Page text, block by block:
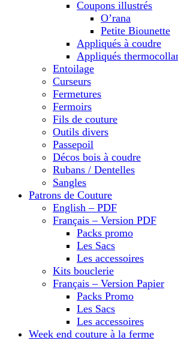
Coupons illustrés
O’rana
Petite Biounette
Appliqués à coudre
Appliqués
Entoilage
Curseurs
Fermetures
Fermoirs
Fils de couture
Outils divers
Passepoil
Décos bois à coudre
Rubans / Dentelles
Sangles
Patrons de Couture
English – PDF
Français – Version PDF
Packs promo
Les Sacs
Les accessoires
Kits bouclerie
Français – Version Papier
Packs Promo
Les Sacs
Les accessoires
Week end couture à la ferme